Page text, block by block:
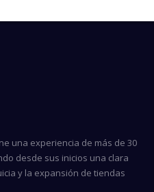
una experiencia de más de 30
desde sus inicios una clara
y la expansión de tiendas